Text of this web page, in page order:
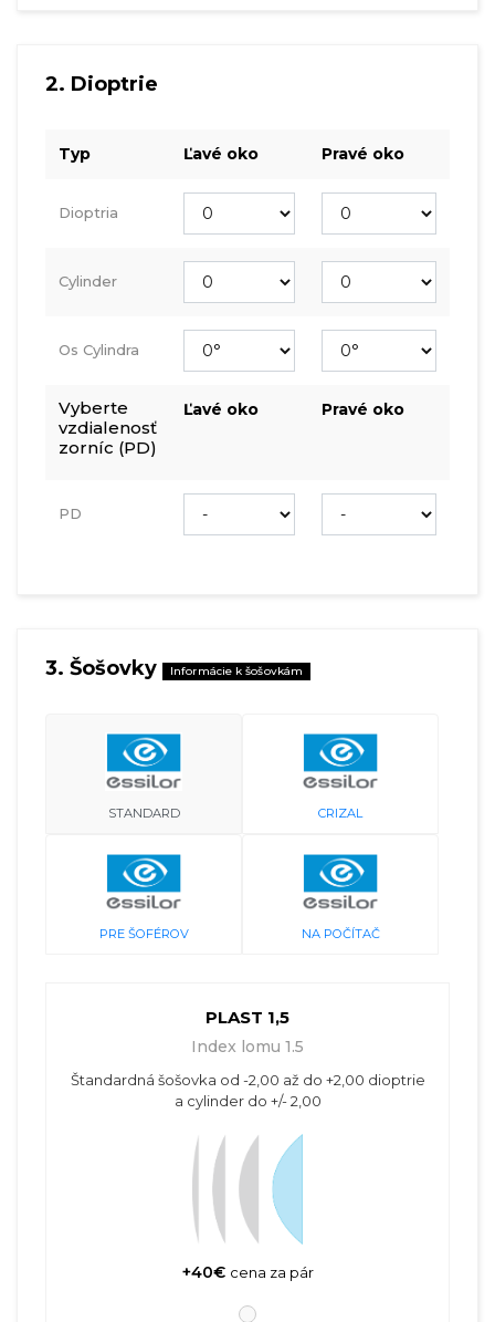
2. Dioptrie
Typ Ľavé oko Pravé oko
Dioptria
Cylinder
Os Cylindra
Vyberte
vzdialenosť
zorníc (PD)
Ľavé oko Pravé oko
PD
3. Šošovky Informácie k šošovkám
STANDARD CRIZAL
PRE ŠOFÉROV NA POČÍTAČ
PLAST 1,5
Index lomu 1.5
Štandardná šošovka od -2,00 až do +2,00 dioptrie
a cylinder do +/- 2,00
+40€ cena za pár